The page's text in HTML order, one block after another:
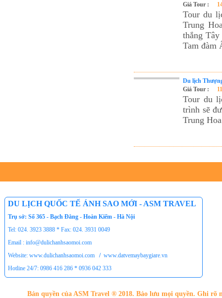
Giá Tour :
Tour du
Trung
thắng
Tam đàm
Du lịch
Giá Tour :
Tour du
trình sẽ
Trung
DU LỊCH QUỐC TẾ ÁNH SAO MỚI - ASM TRAVEL
Trụ sở: Số 365 - Bạch Đằng - Hoàn Kiếm - Hà Nội
Tel: 024. 3923 3888 * Fax: 024. 3931 0049
Email : info@dulichanhsaomoi.com
Website: www.dulichanhsaomoi.com
/ www.datvemaybaygiare.vn
Hotline 24/7: 0986 416 286 * 0936 042 333
Bản quyền của ASM Travel ® 2018. Bảo lưu mọi quyền. Ghi